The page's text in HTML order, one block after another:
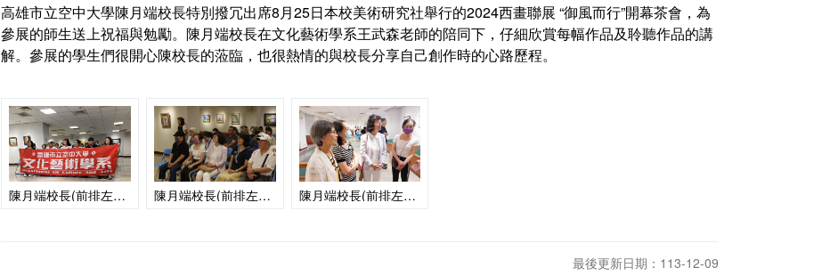
高雄市立空中大學陳月端校長特別撥冗出席8月25日本校美術研究社舉行的2024西畫聯展 “御風而行”開幕茶會，為
參展的師生送上祝福與勉勵。陳月端校長在文化藝術學系王武森老師的陪同下，仔細欣賞每幅作品及聆聽作品的講
解。參展的學生們很開心陳校長的蒞臨，也很熱情的與校長分享自己創作時的心路歷程。
陳月端校長(前排左前第三)出席美術研究社2024西畫聯展 “御風而行”開幕茶會 陳月端校長(前排左前第三)與本校美術研究社師生共同聆聽作品介紹 陳月端校長(前排左前第三)與本校美術研究社學員一起欣賞展出作品
最後更新日期：113-12-09